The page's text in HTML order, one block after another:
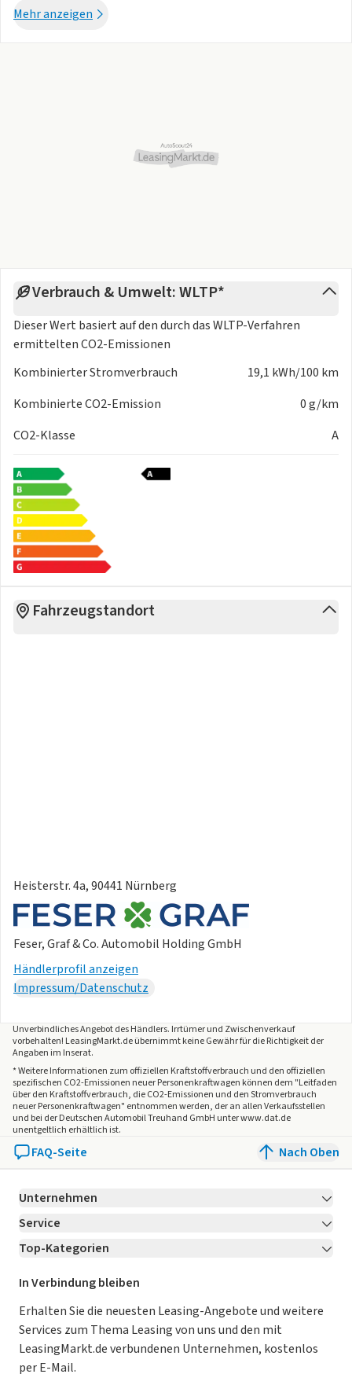
Mehr anzeigen
Verbrauch & Umwelt: WLTP*
Dieser Wert basiert auf den durch dasWLTP-Verfahren
ermittelten CO2-Emissionen
Kombinierter Stromverbrauch
19,1 kWh/100 km
Kombinierte CO2-Emission
0 g/km
CO2-Klasse
A
Fahrzeugstandort
Heisterstr. 4a, 90441 Nürnberg
Feser, Graf & Co. Automobil Holding GmbH
Händlerprofil anzeigen
Impressum/Datenschutz
Unverbindliches Angebot desHändlers. Irrtümer und Zwischenverkauf
vorbehalten! LeasingMarkt.de übernimmt keine Gewähr für die Richtigkeit der
Angaben im Inserat.
* Weitere Informationen zum offiziellen Kraftstoffverbrauch und den offiziellen
spezifischen CO2-Emissionen neuer Personenkraftwagen können dem "Leitfaden
über den Kraftstoffverbrauch, die CO2-Emissionen und den Stromverbrauch
neuer Personenkraftwagen" entnommen werden, der an allen Verkaufsstellen
und bei der Deutschen Automobil Treuhand GmbH unter www.dat.de
unentgeltlich erhältlich ist.
FAQ-Seite Nach Oben
Unternehmen
Über LeasingMarkt.de
Karriere Jetzt bewerben!
Für Händler
Kooperation mit AutoScout24
AGB
Datenschutz
Service
Kontakt
Ratgeber
Magazin
Datenschutz-Einstellungen
So funktioniert’s
Top-Kategorien
Leasing Deals
Gebrauchtwagen Leasing
Leasing ohne Anzahlung
E-Auto Leasing
In Verbindung bleiben
Erhalten Sie die neuesten Leasing-Angebote und weitere
Services zum Thema Leasing von uns und den mit
LeasingMarkt.de verbundenen Unternehmen, kostenlos
per E-Mail.